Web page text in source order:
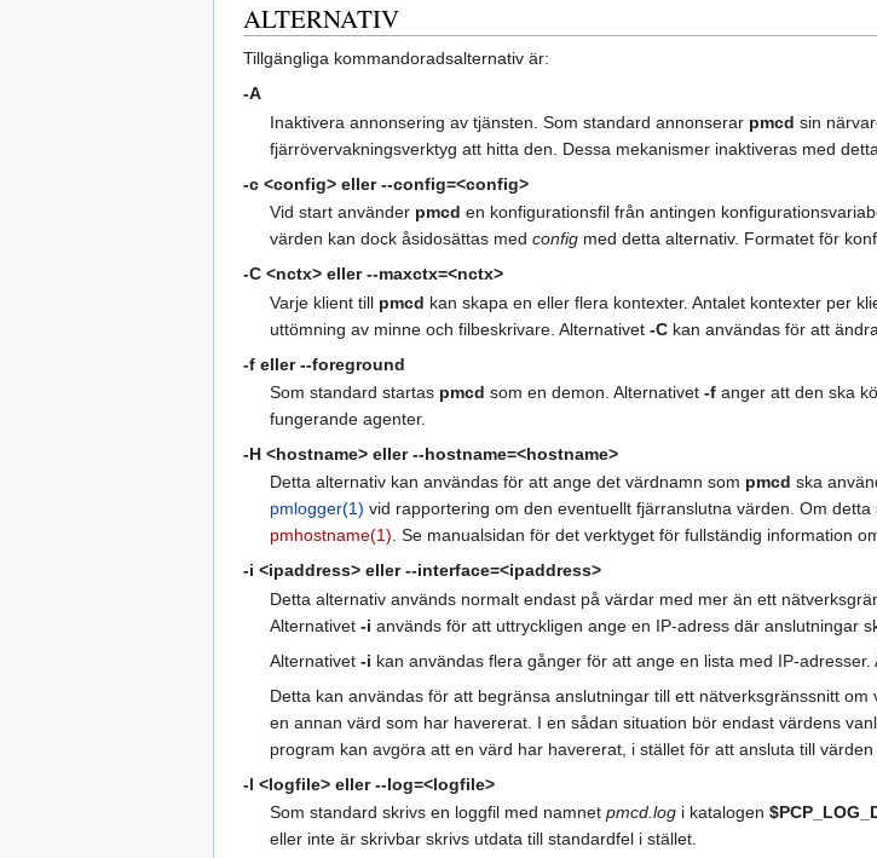
ALTERNATIV
Tillgängliga kommandoradsalternativ är:
-A
Inaktivera annonsering av tjänsten. Som standard annonserar pmcd sin
fjärrövervakningsverktyg att hitta den. Dessa mekanismer inaktiveras med
-c <config> eller--config=<config>
Vid start använder pmcd en konfigurationsfil från antingen
värden kan dock åsidosättas medconfig med detta alternativ. Formatet för
-C <nctx> eller--maxctx=<nctx>
Varje klient till pmcd kan skapa en eller flera kontexter. Antalet kontexter per
uttömning av minne och filbeskrivare. Alternativet-C kan användas för att
-f eller--foreground
Som standard startas pmcd som en demon. Alternativet-f anger att den ska
fungerande agenter.
-H <hostname> eller--hostname=<hostname>
Detta alternativ kan användas för att ange det värdnamn som pmcd ska
pmlogger(1) vid rapportering om den eventuellt fjärranslutna värden. Om
pmhostname(1). Se manualsidan för det verktyget för fullständig information
-i <ipaddress> eller--interface=<ipaddress>
Detta alternativ används normalt endast på värdar med mer än ett
Alternativet-i används för att uttryckligen ange en IP-adress där anslutningar
Alternativet-i kan användas flera gånger för att ange en lista med IP-
Detta kan användas för att begränsa anslutningar till ett nätverksgränssnitt
en annan värd som har havererat. I en sådan situation bör endast värdens
program kan avgöra att en värd har havererat, i stället för att ansluta till
-l <logfile> eller--log=<logfile>
Som standard skrivs en loggfil med namnetpmcd.log i katalogen
eller inte är skrivbar skrivs utdata till standardfel i stället.